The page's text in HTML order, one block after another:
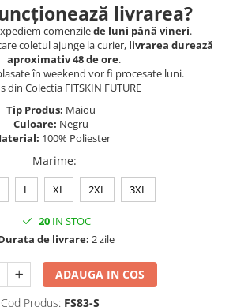
livrarea?
comenzilede luni până vineri.
coletul ajunge la curier, livrarea durează
aproximativ 48 de ore.
în weekend vor fi procesate luni.
din Colectia FITSKIN FUTURE
Tip Produs: Maiou
Culoare: Negru
100% Poliester
Marime:
L XL 2XL 3XL
20IN STOC
de livrare: 2 zile
ADAUGA IN COS
Cod Produs: FS83-S